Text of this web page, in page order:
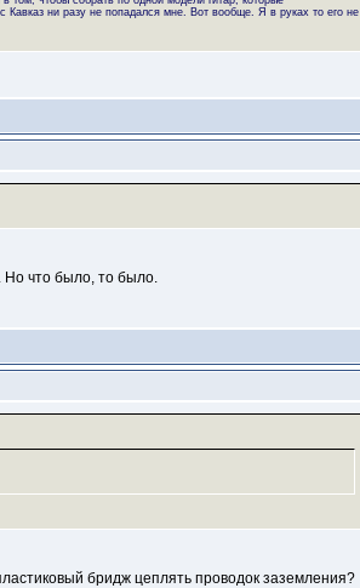
ни разу не попадался мне. Вот вообще. Я в руках то его не
Но что было, то было.
бридж цеплять проводок заземления?